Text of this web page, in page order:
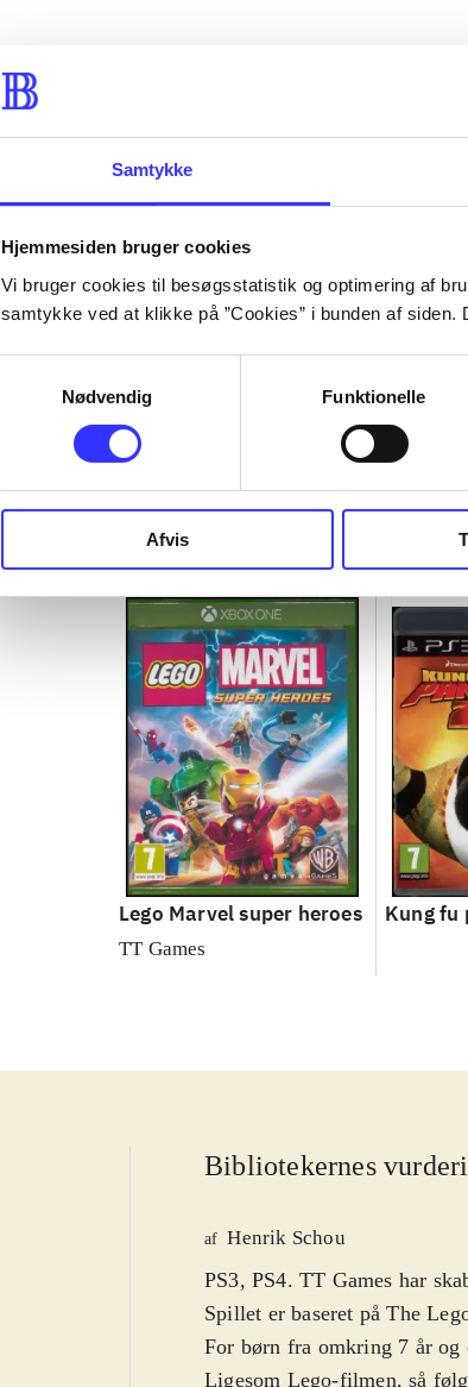
Samtykke
Hjemmesiden bruger cookies
Vi bruger cookies til besøgsstatistik og optimering af
samtykke ved at klikke på ”Cookies” i bunden af
Nødvendig
Funktionelle
Afvis
Soul Calibur IV
Noriyuki Hiyama
Metro
Lego Marvel super heroes
TT Games
Kung fu
Bibliotekernes
af Henrik Schou
PS3, PS4. TT Games har
Spillet er baseret på The
For børn fra omkring 7 år og
Ligesom Lego-filmen, så